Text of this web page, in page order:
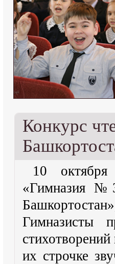
Конкурс
10
«Гимназия
Гимназисты
их строчке